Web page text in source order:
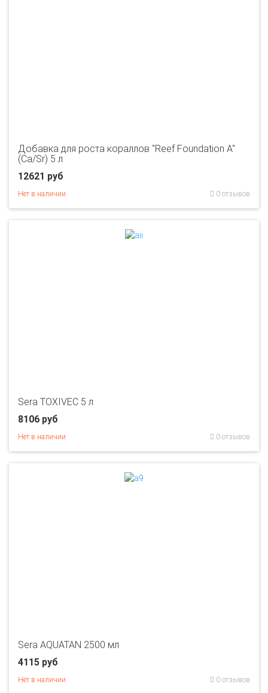
Добавка для роста кораллов "Reef Foundation A"
(Ca/Sr) 5 л
12621 руб
Нет в наличии 0 отзывов
Sera TOXIVEC 5 л
8106 руб
Нет в наличии 0 отзывов
Sera AQUATAN 2500 мл
4115 руб
Нет в наличии 0 отзывов